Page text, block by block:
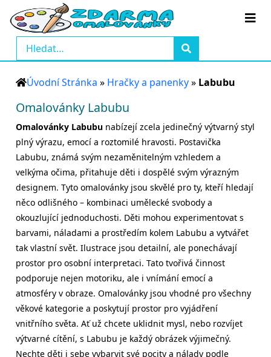
Úvodní Stránka » Hračky a panenky» Labubu
Omalovánky Labubu
Omalovánky Labubu nabízejí zcela jedinečný výtvarný styl
plný výrazu, emocí a roztomilé hravosti. Postavička
Labubu, známá svým nezaměnitelným vzhledem a
velkýma očima, přitahuje děti i dospělé svým výrazným
designem. Tyto omalovánky jsou skvělé pro ty, kteří hledají
něco odlišného – kombinaci umělecké svobody a
okouzlující jednoduchosti. Děti mohou experimentovat s
barvami, náladami a prostředím kolem Labubu a vytvářet
tak vlastní svět. Ilustrace jsou detailní, ale ponechávají
prostor pro osobní interpretaci. Tato tvořivá činnost
podporuje nejen motoriku, ale i vnímání emocí a
atmosféry v obraze. Omalovánky jsou vhodné pro všechny
věkové kategorie a poskytují prostor pro vyjádření
vnitřního světa. Ať už chcete uklidnit mysl, nebo rozvíjet
výtvarné cítění, s Labubu je každý obrázek výjimečný.
Nechte děti i sebe vybarvit své pocity a nálady podle